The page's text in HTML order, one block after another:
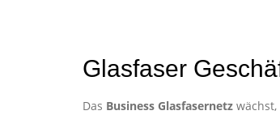
Glasfaser
Das Business Glasfasernetz